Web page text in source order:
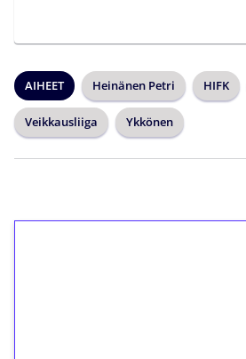
AIHEET Heinänen Petri HIFK
Veikkausliiga Ykkönen